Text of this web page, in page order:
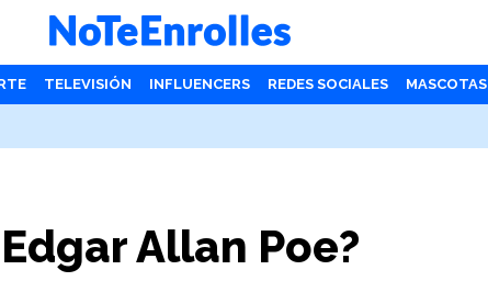
TELEVISIÓN INFLUENCERS REDES SOCIALES MASCOTAS
Allan Poe?